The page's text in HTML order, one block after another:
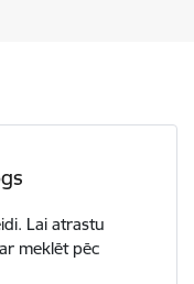
Lai atrastu
meklēt pēc